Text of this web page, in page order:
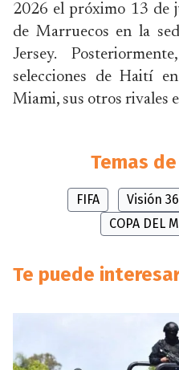
2026 el próximo 13 de
de Marruecos en la
Jersey.
selecciones de Haití
Miami, sus otros rivales
Temas
FIFA Visión
COPA DEL
Te puede